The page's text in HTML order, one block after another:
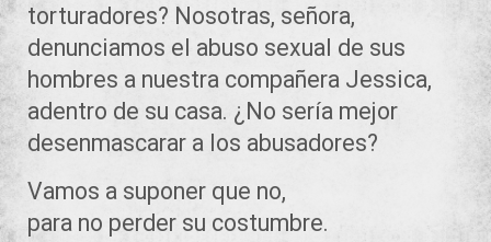
torturadores? Nosotras, señora,
denunciamos el abuso sexual de sus
hombres a nuestra compañera Jessica,
adentro de su casa. ¿No sería mejor
desenmascarar a los abusadores?
Vamos a suponer que no,
para no perder su costumbre.